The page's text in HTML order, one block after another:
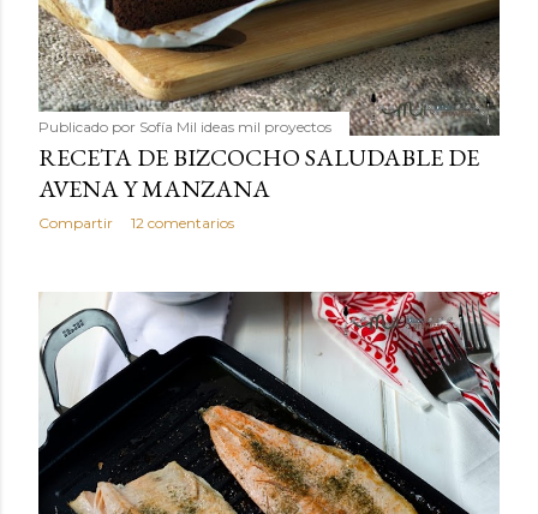
Publicado por Sofía Mil ideas mil proyectos
RECETA DE BIZCOCHO SALUDABLE DE
AVENA Y MANZANA
Compartir 12 comentarios